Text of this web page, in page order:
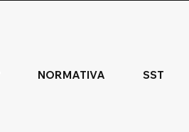
NORMATIVA SST